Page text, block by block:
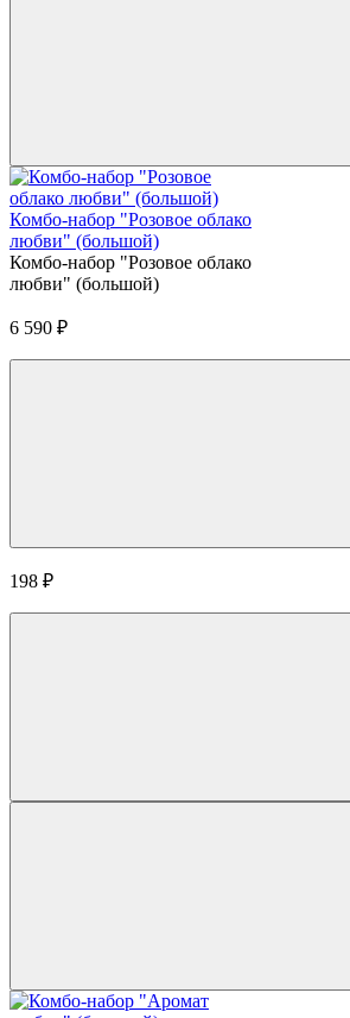
Комбо-набор "Розовое облако
любви" (большой)
Комбо-набор "Розовое облако
любви" (большой)
6 590 ₽
198 ₽